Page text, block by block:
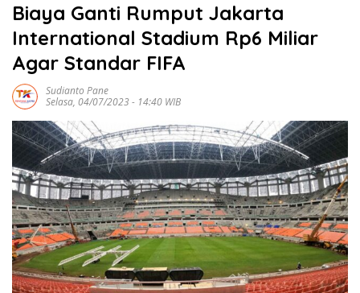
Biaya Ganti Rumput Jakarta
International Stadium Rp6 Miliar
Agar Standar FIFA
Sudianto Pane
Selasa, 04/07/2023 - 14:40 WIB